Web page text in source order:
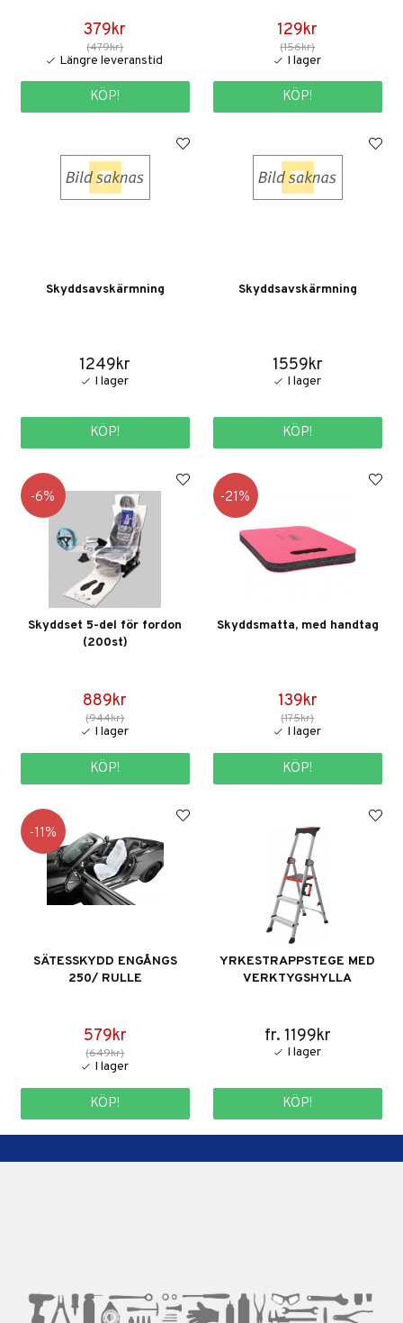
379kr
(479kr)
KÖP!
129kr
(156kr)
KÖP!
Skyddsavskärmning
1249kr
KÖP!
Skyddsavskärmning
1559kr
KÖP!
6
Skyddset 5-del för fordon
(200st)
889kr
(944kr)
KÖP!
21
Skyddsmatta, med handtag
139kr
(175kr)
KÖP!
11
SÄTESSKYDD ENGÅNGS
250/ RULLE
579kr
(649kr)
KÖP!
YRKESTRAPPSTEGE MED
VERKTYGSHYLLA
fr. 1199kr
KÖP!